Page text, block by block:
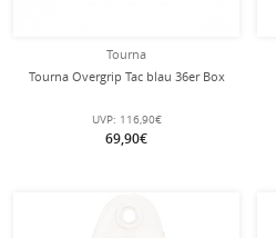
Tourna
Tourna Overgrip Tac blau 36er Box
UVP: 116,90€
69,90€